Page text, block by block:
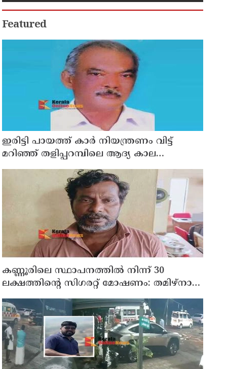
Featured
ഇരിട്ടി പായത്ത് കാർ നിയന്ത്രണം വിട്ട്
മറിഞ്ഞ് തളിപ്പറമ്പിലെ ആദ്യ കാല
കോണ്‍ഗ്രസ് നേതാവ് മരിച്ചു
കണ്ണൂരിലെ സ്ഥാപനത്തിൽ നിന്ന് 30
ലക്ഷത്തിന്റെ സിഗരറ്റ് മോഷണം: തമിഴ്‌നാട്
സ്വദേശിയായ സെയിൽസ്മാൻ
തെങ്കാശിയിൽ പിടിയിൽ